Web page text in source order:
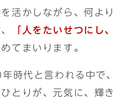
活かしながら、何よ
「人をたいせつにし
てまいります。
時代と言われる中で
とりが、元気に、輝